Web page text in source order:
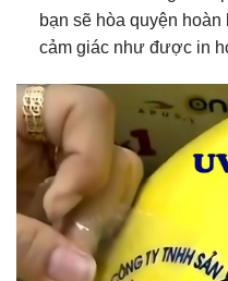
bạn sẽ hòa quyện
cảm giác như được in